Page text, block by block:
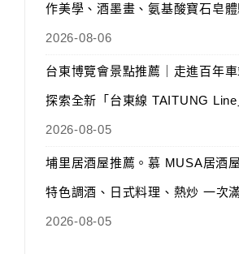
作美學、酒墨畫、氨基酸寶石皂體
2026-08-06
台東博覽會景點推薦｜走進百年車
探索全新「台東線 TAITUNG Line
2026-08-05
埔里居酒屋推薦。慕 MUSA居酒
特色調酒、日式料理、熱炒 一次
2026-08-05